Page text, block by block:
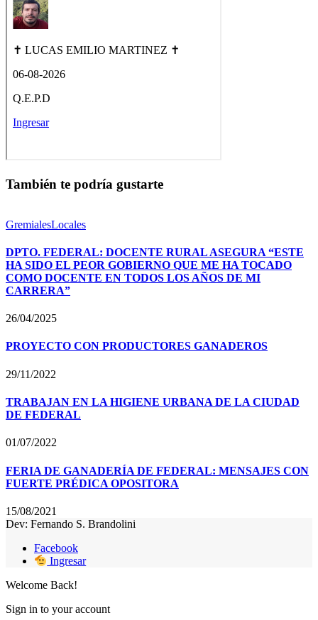
También te podría gustarte
GremialesLocales
DPTO. FEDERAL: DOCENTE RURAL ASEGURA “ESTE
HA SIDO EL PEOR GOBIERNO QUE ME HA TOCADO
COMO DOCENTE EN TODOS LOS AÑOS DE MI
CARRERA”
26/04/2025
PROYECTO CON PRODUCTORES GANADEROS
29/11/2022
TRABAJAN EN LA HIGIENE URBANA DE LA CIUDAD
DE FEDERAL
01/07/2022
FERIA DE GANADERÍA DE FEDERAL: MENSAJES CON
FUERTE PRÉDICA OPOSITORA
15/08/2021
Dev: Fernando S. Brandolini
Facebook
Ingresar
Welcome Back!
Sign in to your account